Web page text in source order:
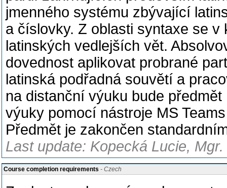
jmenného systému zbývající
a číslovky. Z oblasti syntaxe se
latinských vedlejších vět.
dovednost aplikovat probrané
latinská podřadná souvětí a
na distanční výuku bude
výuky pomocí nástroje MS
Předmět je zakončen
Last update: Kopecká Lucie,
Course completion requirements - Czech